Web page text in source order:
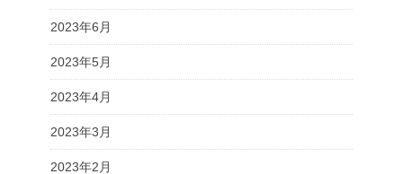
2023年6月
2023年5月
2023年4月
2023年3月
2023年2月